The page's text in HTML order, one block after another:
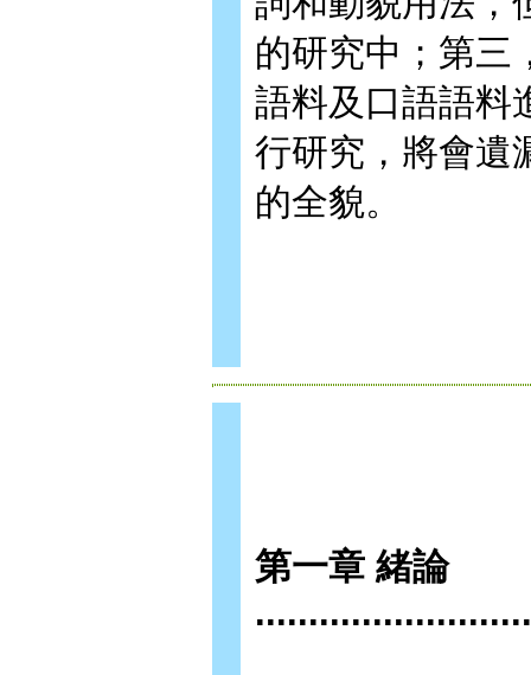
的研究中；第三
語料及口語語料
行研究，將會遺
的全貌。
第一章 緒論